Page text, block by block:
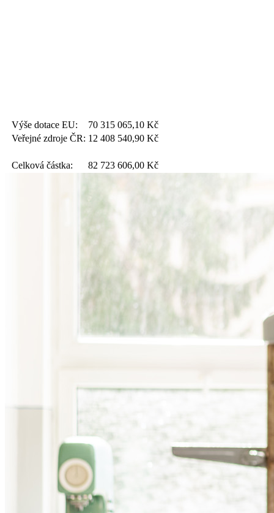
Výše dotace EU: 70 315 065,10 Kč
Veřejné zdroje ČR: 12 408 540,90 Kč
Celková částka: 82 723 606,00 Kč